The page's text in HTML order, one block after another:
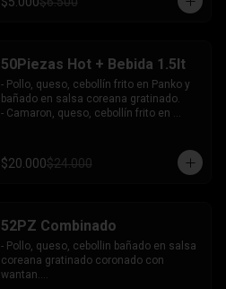
50Piezas Hot + Bebida 1.5lt
- Pollo, queso, cebollín frito en Panko y
bañado en salsa coreana gratinado.
- Camaron, queso, cebollín frito en
bañado en salsa tari.
- Salmón, queso, cebollín frito en Panko.
$20.000$24.000
52PZ Combinado
- Pollo, queso, cebollin bañado en salsa
coreana gratinado coronado con
wantan.